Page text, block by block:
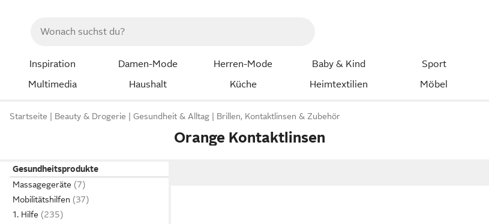
Inspiration Damen-Mode Herren-Mode Baby & Kind Sport
Multimedia
Haushalt Küche Heimtextilien Möbel
Startseite Beauty & Drogerie Gesundheit & Alltag Brillen, Kontaktlinsen & Zubehör
Orange Kontaktlinsen
Gesundheitsprodukte
Massagegeräte
Mobilitätshilfen
1. Hilfe